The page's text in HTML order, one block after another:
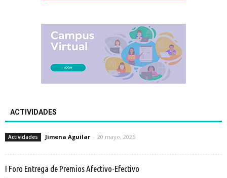
ACTIVIDADES
Actividades Jimena Aguilar - 20 mayo, 2025
I Foro Entrega de Premios Afectivo-Efectivo